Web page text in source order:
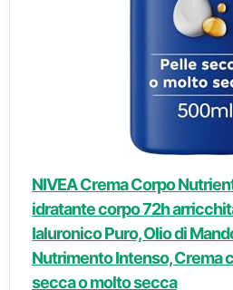
NIVEA Crema Corpo
idratante corpo 72h
Ialuronico Puro, Olio di
Nutrimento Intenso, Crema
secca o molto secca